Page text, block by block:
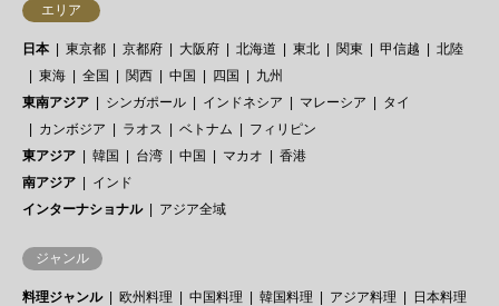
エリア
日本 東京都 京都府 大阪府 北海道 東北 関東 甲信越
北陸
東海
全国 関西 中国 四国
九州
東南アジア
シンガポール インドネシア マレーシア
タイ
カンボジア
ラオス ベトナム
フィリピン
東アジア
韓国 台湾 中国 マカオ
香港
南アジア
インド
インターナショナル
アジア全域
ジャンル
料理ジャンル 欧州料理 中国料理 韓国料理 アジア料理
日本料理